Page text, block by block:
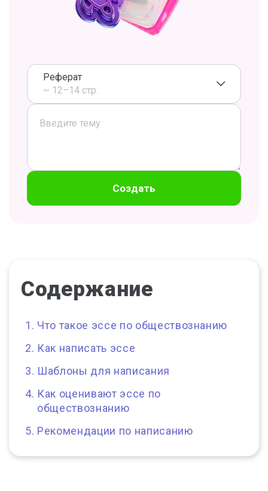
Реферат
~ 12–14 стр.
Создать
Содержание
Что такое эссе по обществознанию
Как написать эссе
Шаблоны для написания
Как оценивают эссе по
обществознанию
Рекомендации по написанию